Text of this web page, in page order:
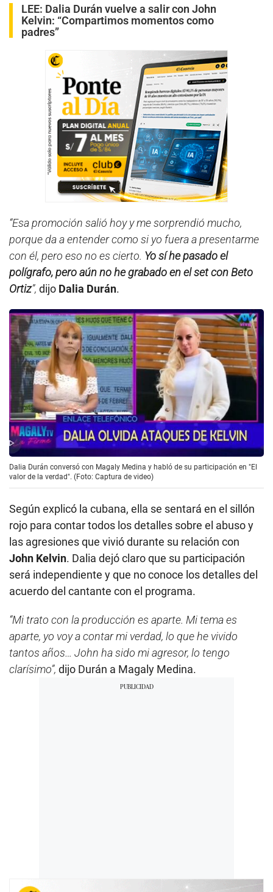
LEE: Dalia Durán vuelve a salir con John
Kelvin: “Compartimos momentos como
padres”
“Esa promoción salió hoy y me sorprendió mucho,
porque da a entender como si yo fuera a presentarme
con él, pero eso no es cierto. Yo sí he pasado el
polígrafo, pero aún no he grabado en el set con Beto
Ortiz”, dijo Dalia Durán.
Dalia Durán conversó con Magaly Medina y habló de su participación en "El
valor de la verdad". (Foto: Captura de video)
Según explicó la cubana, ella se sentará en el sillón
rojo para contar todos los detalles sobre el abuso y
las agresiones que vivió durante su relación con
John Kelvin. Dalia dejó claro que su participación
será independiente y que no conoce los detalles del
acuerdo del cantante con el programa.
“Mi trato con la producción es aparte. Mi tema es
aparte, yo voy a contar mi verdad, lo que he vivido
tantos años… John ha sido mi agresor, lo tengo
clarísimo”, dijo Durán a Magaly Medina.